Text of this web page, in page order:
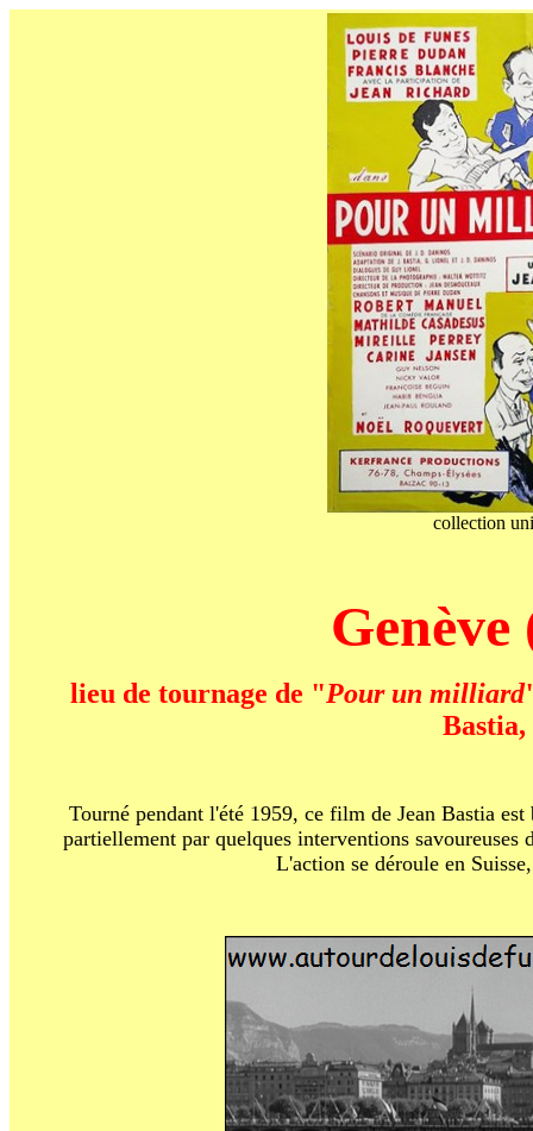
collection
Genève
lieu de tournage de "Pour un milliard
Bastia,
Tourné pendant l'été 1959, ce film de Jean Bastia
partiellement par quelques interventions
L'action se déroule en